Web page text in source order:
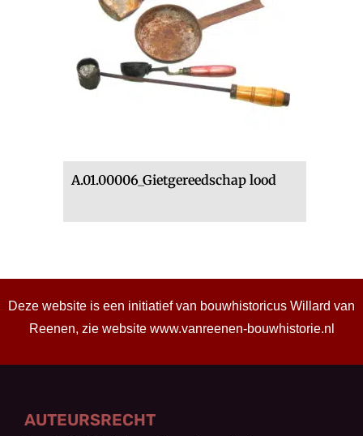
A.01.00006_Gietgereedschap lood
Deze website is een initiatief van bouwhistoricus Willard van
Reenen, zie website www.vanreenen-bouwhistorie.nl
AUTEURSRECHT